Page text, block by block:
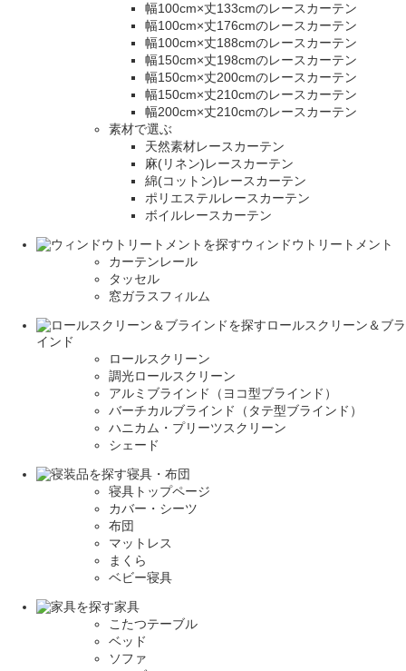
幅100cm×丈133cmのレースカーテン
幅100cm×丈176cmのレースカーテン
幅100cm×丈188cmのレースカーテン
幅150cm×丈198cmのレースカーテン
幅150cm×丈200cmのレースカーテン
幅150cm×丈210cmのレースカーテン
幅200cm×丈210cmのレースカーテン
素材で選ぶ
天然素材レースカーテン
麻(リネン)レースカーテン
綿(コットン)レースカーテン
ポリエステルレースカーテン
ボイルレースカーテン
ウィンドウトリートメント
カーテンレール
タッセル
窓ガラスフィルム
ロールスクリーン＆ブラ
インド
ロールスクリーン
調光ロールスクリーン
アルミブラインド（ヨコ型ブラインド）
バーチカルブラインド（タテ型ブラインド）
ハニカム・プリーツスクリーン
シェード
寝具・布団
寝具トップページ
カバー・シーツ
布団
マットレス
まくら
ベビー寝具
家具
こたつテーブル
ベッド
ソファ